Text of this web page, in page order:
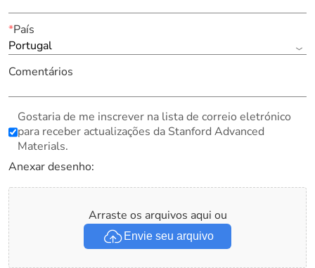
*País
Portugal
Comentários
Gostaria de me inscrever na lista de correio eletrónico
para receber actualizações da Stanford Advanced
Materials.
Anexar desenho:
Arraste os arquivos aqui ou
Envie seu arquivo